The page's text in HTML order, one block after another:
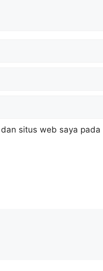
situs web saya